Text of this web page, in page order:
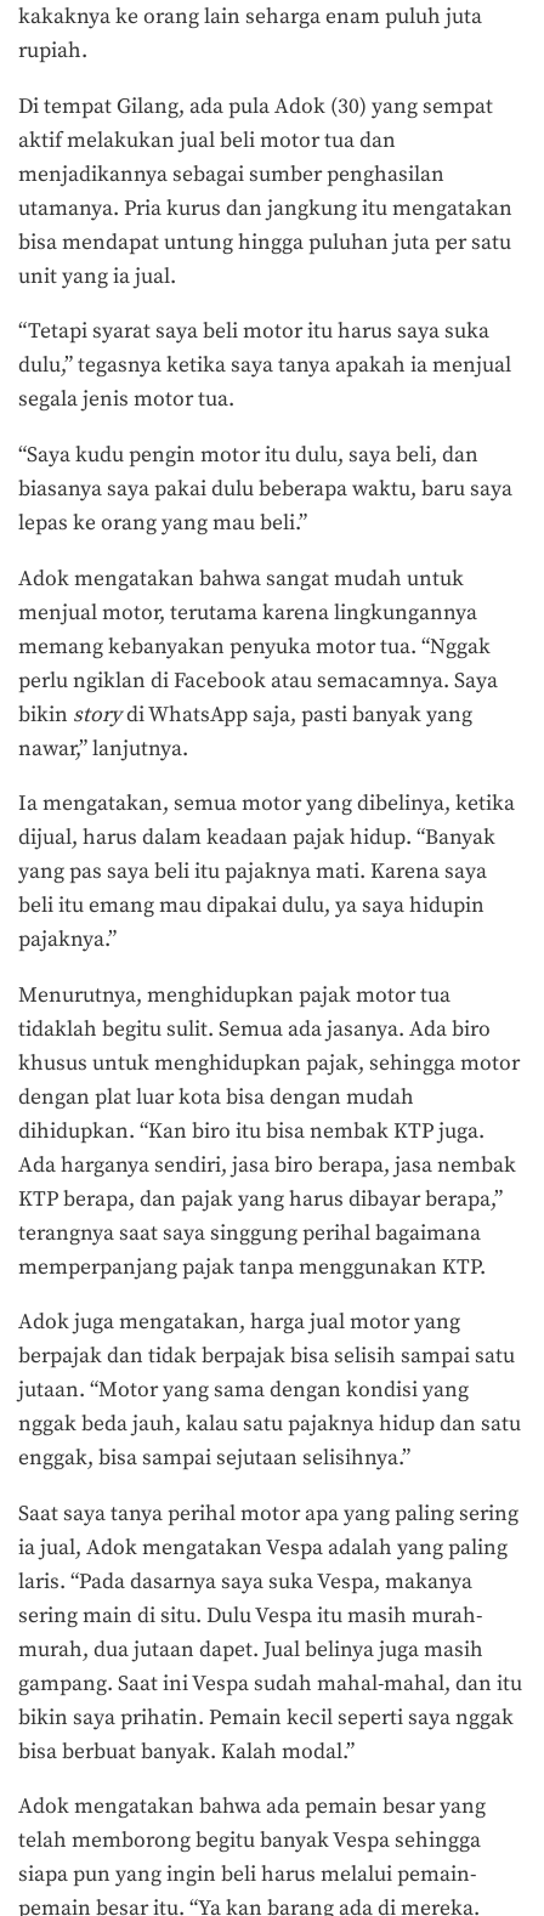
kakaknya ke orang lain seharga enam puluh juta
rupiah.
Di tempat Gilang, ada pula Adok (30) yang sempat
aktif melakukan jual beli motor tua dan
menjadikannya sebagai sumber penghasilan
utamanya. Pria kurus dan jangkung itu mengatakan
bisa mendapat untung hingga puluhan juta per satu
unit yang ia jual.
“Tetapi syarat saya beli motor itu harus saya suka
dulu,” tegasnya ketika saya tanya apakah ia menjual
segala jenis motor tua.
“Saya kudu pengin motor itu dulu, saya beli, dan
biasanya saya pakai dulu beberapa waktu, baru saya
lepas ke orang yang mau beli.”
Adok mengatakan bahwa sangat mudah untuk
menjual motor, terutama karena lingkungannya
memang kebanyakan penyuka motor tua. “Nggak
perlu ngiklan di Facebook atau semacamnya. Saya
bikin storydi WhatsApp saja, pasti banyak yang
nawar,” lanjutnya.
Ia mengatakan, semua motor yang dibelinya, ketika
dijual, harus dalam keadaan pajak hidup. “Banyak
yang pas saya beli itu pajaknya mati. Karena saya
beli itu emang mau dipakai dulu, ya saya hidupin
pajaknya.”
Menurutnya, menghidupkan pajak motor tua
tidaklah begitu sulit. Semua ada jasanya. Ada biro
khusus untuk menghidupkan pajak, sehingga motor
dengan plat luar kota bisa dengan mudah
dihidupkan. “Kan biro itu bisa nembak KTP juga.
Ada harganya sendiri, jasa biro berapa, jasa nembak
KTP berapa, dan pajak yang harus dibayar berapa,”
terangnya saat saya singgung perihal bagaimana
memperpanjang pajak tanpa menggunakan KTP.
Adok juga mengatakan, harga jual motor yang
berpajak dan tidak berpajak bisa selisih sampai satu
jutaan. “Motor yang sama dengan kondisi yang
nggak beda jauh, kalau satu pajaknya hidup dan satu
enggak, bisa sampai sejutaan selisihnya.”
Saat saya tanya perihal motor apa yang paling sering
ia jual, Adok mengatakan Vespa adalah yang paling
laris. “Pada dasarnya saya suka Vespa, makanya
sering main di situ. Dulu Vespa itu masih murah-
murah, dua jutaan dapet. Jual belinya juga masih
gampang. Saat ini Vespa sudah mahal-mahal, dan itu
bikin saya prihatin. Pemain kecil seperti saya nggak
bisa berbuat banyak. Kalah modal.”
Adok mengatakan bahwa ada pemain besar yang
telah memborong begitu banyak Vespa sehingga
siapa pun yang ingin beli harus melalui pemain-
pemain besar itu. “Ya kan barang ada di mereka.